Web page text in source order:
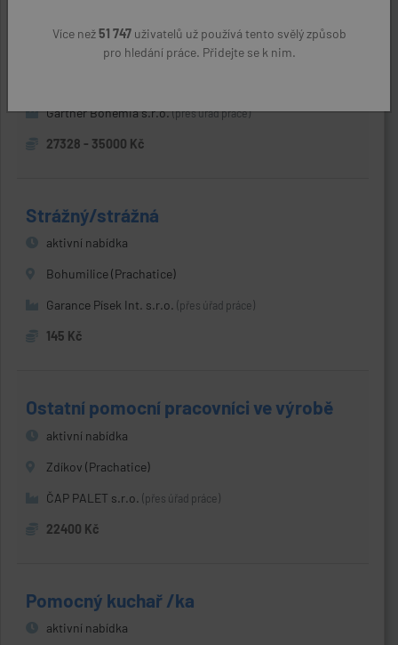
aktivní nabídka
Gartner Bohemia s.r.o.(přes úřad práce)
27328 - 35000 Kč
Strážný/strážná
aktivní nabídka
Bohumilice (Prachatice)
Garance Písek Int. s.r.o. (přes úřad práce)
145 Kč
Ostatní pomocní pracovníci ve výrobě
aktivní nabídka
Zdíkov (Prachatice)
ČAP PALET s.r.o. (přes úřad práce)
22400 Kč
Pomocný kuchař /ka
aktivní nabídka
Více než51 747uživatelů už používá tento svělý způsob
pro hledání práce. Přidejte se k nim.